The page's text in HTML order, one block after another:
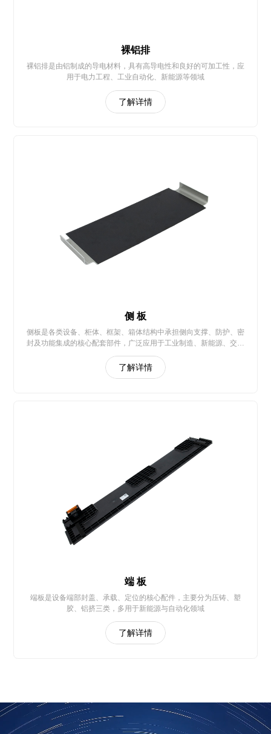
裸铝排
裸铝排是由铝制成的导电材料，具有高导电性和良好的可加工性，应
用于电力工程、工业自动化、新能源等领域
了解详情
侧 板
侧板是各类设备、柜体、框架、箱体结构中承担侧向支撑、防护、密
封及功能集成的核心配套部件，广泛应用于工业制造、新能源、交通
了解详情
端 板
端板是设备端部封盖、承载、定位的核心配件，主要分为压铸、塑
胶、铝挤三类，多用于新能源与自动化领域
了解详情